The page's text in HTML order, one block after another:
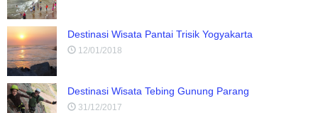
Destinasi Wisata Pantai Trisik Yogyakarta
12/01/2018
Destinasi Wisata Tebing Gunung Parang
31/12/2017